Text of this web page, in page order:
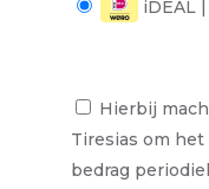
iDEAL
Hierbij
Tiresias om
bedrag